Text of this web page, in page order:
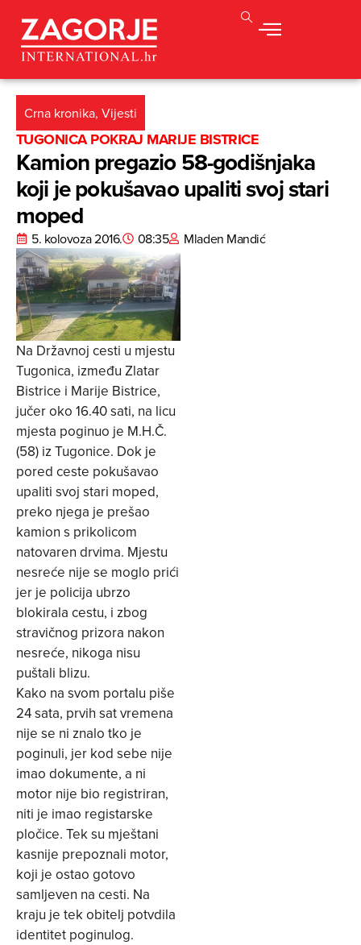
Crna kronika, Vijesti
TUGONICA POKRAJ MARIJE BISTRICE
Kamion pregazio 58-godišnjaka
koji je pokušavao upaliti svoj stari
moped
5. kolovoza 2016. 08:35 Mladen Mandić
Na Državnoj cesti u mjestu
Tugonica, između Zlatar
Bistrice i Marije Bistrice,
jučer oko 16.40 sati, na licu
mjesta poginuo je M.H.Č.
(58) iz Tugonice. Dok je
pored ceste pokušavao
upaliti svoj stari moped,
preko njega je prešao
kamion s prikolicom
natovaren drvima. Mjestu
nesreće nije se moglo prići
jer je policija ubrzo
blokirala cestu, i zbog
stravičnog prizora nakon
nesreće, nikoga nisu
puštali blizu.
Kako na svom portalu piše
24 sata, prvih sat vremena
nije se ni znalo tko je
poginuli, jer kod sebe nije
imao dokumente, a ni
motor nije bio registriran,
niti je imao registarske
pločice. Tek su mještani
kasnije prepoznali motor,
koji je ostao gotovo
samljeven na cesti. Na
kraju je tek obitelj potvdila
identitet poginulog.